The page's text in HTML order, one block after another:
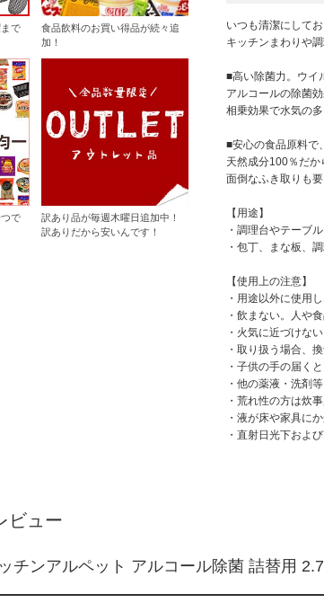
で
食品飲料のお買い得品が続々追
加！
で
訳あり品が毎週木曜日追加中！
訳ありだから安いんです！
いつも清潔にして
キッチンまわりや
■高い除菌力。ウイ
アルコールの除菌
相乗効果で水気の
■安心の食品原料で
天然成分100％だか
面倒なふき取りも
【用途】
・調理台やテーブ
・包丁、まな板、
【使用上の注意】
・用途以外に使用し
・飲まない。人や
・火気に近づけない
・取り扱う場合、
・子供の手の届く
・他の薬液・洗剤
・荒れ性の方は炊
・液が床や家具に
・直射日光下およ
ビュー
チンアルペット アルコール除菌 詰替用